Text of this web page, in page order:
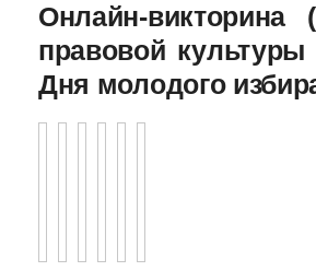
Онлайн-
правовой
Дня молодого